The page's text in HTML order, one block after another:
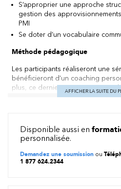
S’approprier une approche
gestion des
PMI
Se doter d’un vocabulaire
Méthode pédagogique
Les participants réaliseront une
bénéficieront d’un coaching
plus, ce dernier apportera toutes
sous forme d’exposés magistraux,
Définitions
Planification des
Planification des contrats
AFFICHER LA SUITE DU
Disponible aussi en
personnalisée.
Demandez une soumission ou
1 877 624.2344